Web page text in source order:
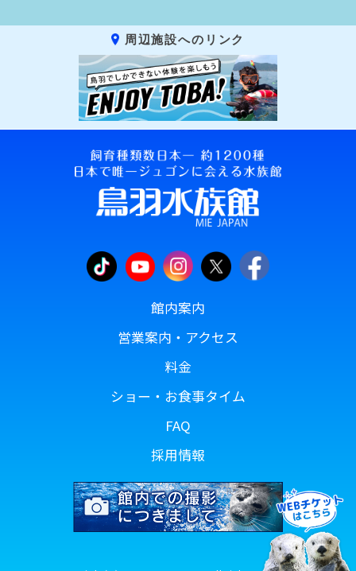
周辺施設へのリンク
館内案内
営業案内・アクセス
料金
ショー・お食事タイム
FAQ
採用情報